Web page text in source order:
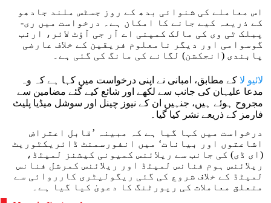
اس معاملے کی شنوائی بدھ کے روز جسٹس ملند جادھو
کے ذریعہ کیے جانے کا امکان ہے۔ درخواست میں ری-
پبلک ٹی وی کی مالک کمپنی اے آر جی آؤٹ لائر، ارنب
گوسوامی اور دیگر نامعلوم فریقین کے خلاف عارضی
پابندی (انجکشن) لگانے کی مانگ کی گئی ہے۔
لائیو لا کے مطابق، امبانی نے اپنی درخواست میں کہا ہے کہ وہ
مدعا علیہان کی جانب سے لکھے اور شائع کیے گئے مضامین سے
مجروح ہوئے ہیں، جنہیں ان کے نیوز چینل اور سوشل میڈیا پلیٹ
فارمز کے ذریعے نشر کیا گیا۔
درخواست میں کہا گیا ہے کہ مبینہ ’قابل اعتراض
اشاعتوں اور بیانات‘ میں انفورسمنٹ ڈائریکٹوریٹ
(ای ڈی) کی جانب سے ریلائنس کمیونی کیشنز لمیٹڈ،
ریلائنس ہوم فنانس لمیٹڈ اور ریلائنس کمرشل فنانس
لمیٹڈ کے خلاف شروع کی گئی ریگولیٹری کارروائی سے
متعلق معاملات کی رپورٹنگ کا دعویٰ کیا گیا ہے۔